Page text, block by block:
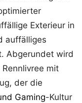
Exterieur in
auffälliges
Abgerundet wird
mit
der die
Gaming-Kultur